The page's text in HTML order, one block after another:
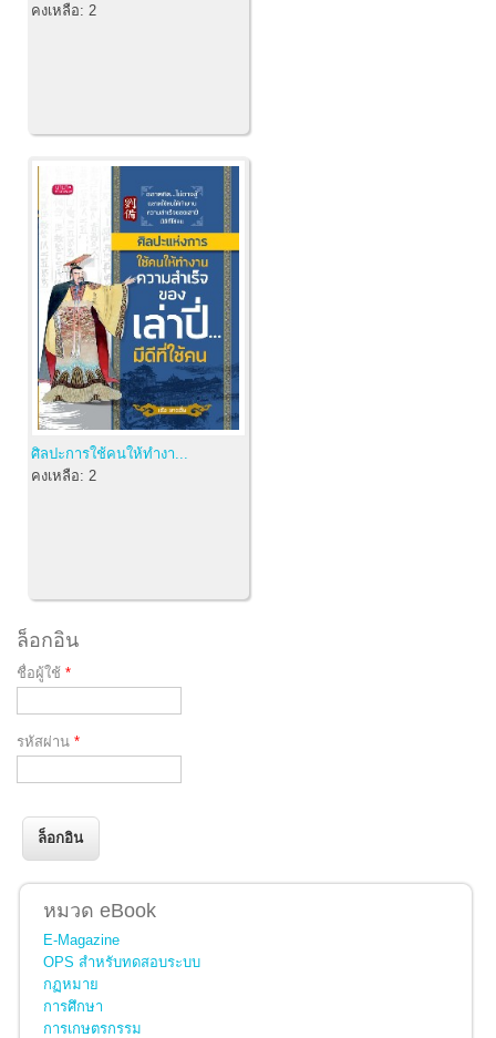
คงเหลือ: 2
ศิลปะการใช้คนให้ทำงา...
คงเหลือ: 2
ล็อกอิน
ชื่อผู้ใช้ *
รหัสผ่าน *
หมวด eBook
E-Magazine
OPS สำหรับทดสอบระบบ
กฏหมาย
การศึกษา
การเกษตรกรรม